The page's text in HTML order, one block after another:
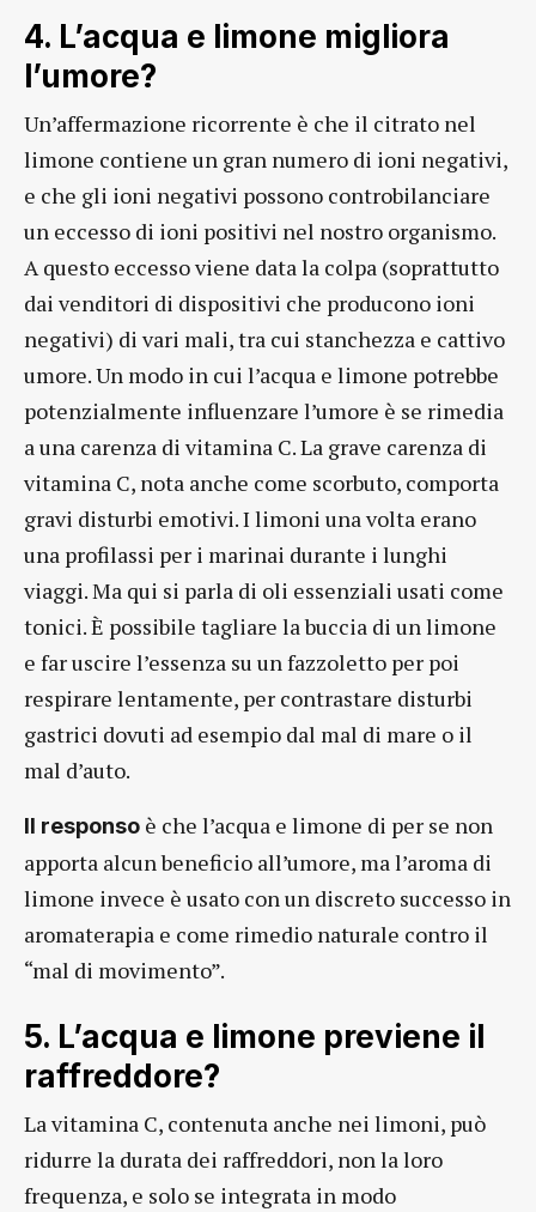
4. L’acqua e limone migliora
l’umore?
Un’affermazione ricorrente è che il citrato nel
limone contiene un gran numero di ioni negativi,
e che gli ioni negativi possono controbilanciare
un eccesso di ioni positivi nel nostro organismo.
A questo eccesso viene data la colpa (soprattutto
dai venditori di dispositivi che producono ioni
negativi) di vari mali, tra cui stanchezza e cattivo
umore. Un modo in cui l’acqua e limone potrebbe
potenzialmente influenzare l’umore è se rimedia
a una carenza di vitamina C. La grave carenza di
vitamina C, nota anche come scorbuto, comporta
gravi disturbi emotivi. I limoni una volta erano
una profilassi per i marinai durante i lunghi
viaggi. Ma qui si parla di oli essenziali usati come
tonici. È possibile tagliare la buccia di un limone
e far uscire l’essenza su un fazzoletto per poi
respirare lentamente, per contrastare disturbi
gastrici dovuti ad esempio dal mal di mare o il
mal d’auto.
Il responso è che l’acqua e limone di per se non
apporta alcun beneficio all’umore, ma l’aroma di
limone invece è usato con un discreto successo in
aromaterapia e come rimedio naturale contro il
“mal di movimento”.
5. L’acqua e limone previene il
raffreddore?
La vitamina C, contenuta anche nei limoni, può
ridurre la durata dei raffreddori, non la loro
frequenza, e solo se integrata in modo